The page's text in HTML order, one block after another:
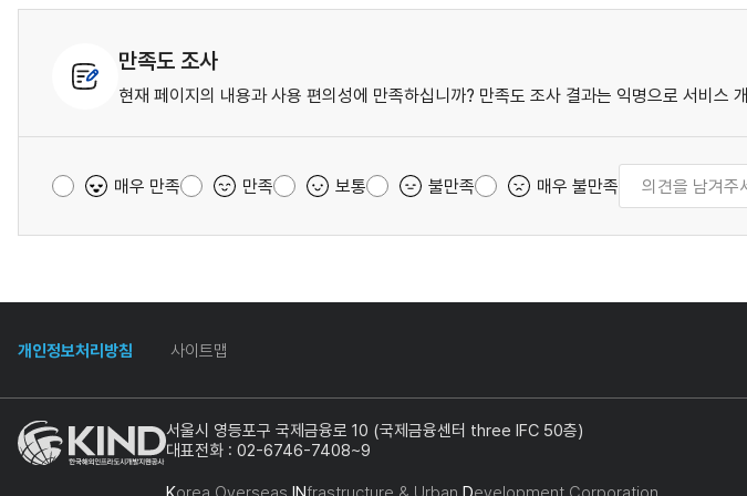
만족도 조사
현재 페이지의 내용과 사용 편의성에 만족하십니까? 만족도 조사 결과는 익명으로 서비스
매우 만족 만족 보통 불만족 매우 불만족
개인정보처리방침 사이트맵
서울시 영등포구 국제금융로 10 (국제금융센터 three IFC 50층)
대표전화 : 02-6746-7408~9